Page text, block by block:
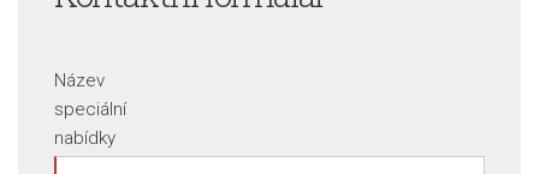
Název
speciální
nabídky